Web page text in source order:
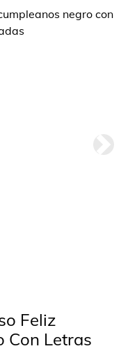
Feliz
Con Letras